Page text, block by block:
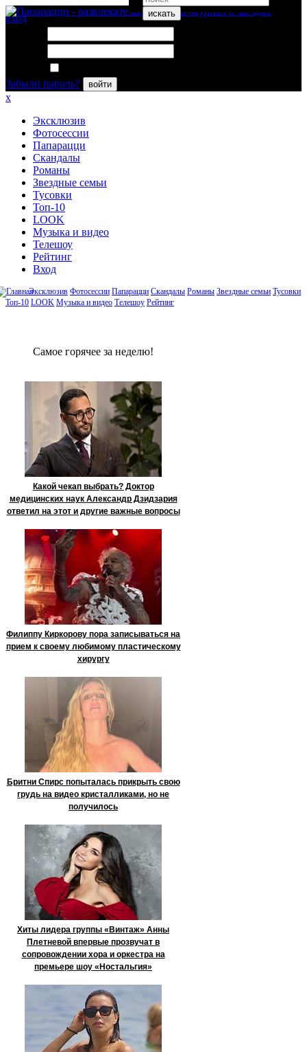
искать
вход
Забыли пароль?
войти
x
Эксклюзив
Фотосессии
Папарацци
Скандалы
Романы
Звездные семьи
Тусовки
Топ-10
LOOK
Музыка и видео
Телешоу
Рейтинг
Вход
Эксклюзив Фотосессии Папарацци Скандалы Романы Звездные семьи Тусовки
Топ-10 LOOK Музыка и видео Телешоу Рейтинг
Сaмое гoрячее за неделю!
Какой чекап выбрать? Доктор
медицинских наук Александр Дзидзария
ответил на этот и другие важные вопросы
Филиппу Киркорову пора записываться на
прием к своему любимому пластическому
хирургу
Бритни Спирс попыталась прикрыть свою
грудь на видео кристалликами, но не
получилось
Хиты лидера группы «Винтаж» Анны
Плетневой впервые прозвучат в
сопровождении хора и оркестра на
премьере шоу «Ностальгия»